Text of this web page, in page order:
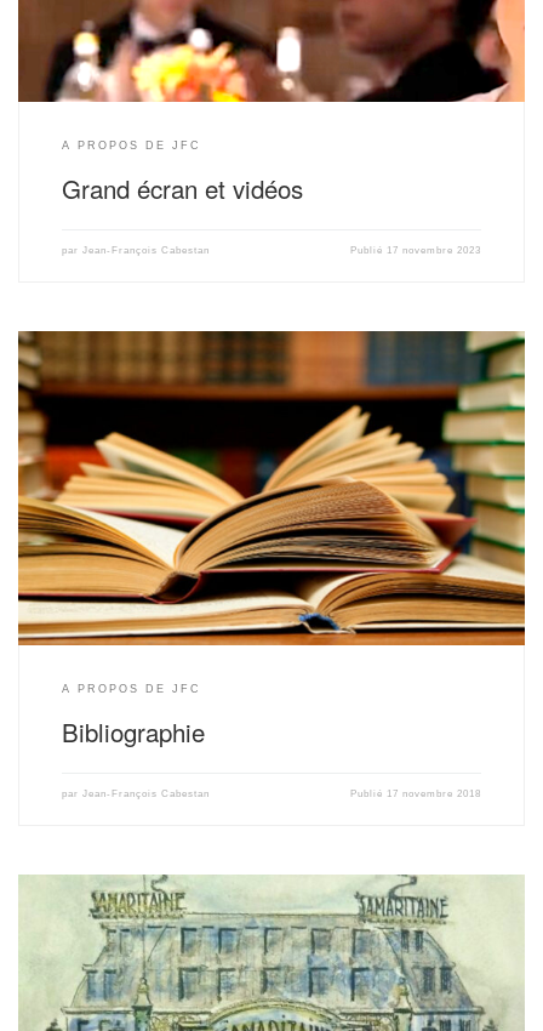
A PROPOS DE JFC
Grand écran et vidéos
par Jean-François Cabestan Publié 17 novembre 2023
1995 « L’invenzione e la costituzione della casa di appartamenti a Parigi sotto
il regno di Luigi XVI”, actes du “Convegno internazionale : il progetto nello
spazio della memoria, segni, idee e potenzialità », Università Federico II di
Napoli, 27 et 28 octobre 1995, p. 151-162 1997 « La naissance de l’immeuble
d’appartements […]
A PROPOS DE JFC
Bibliographie
par Jean-François Cabestan Publié 17 novembre 2018
Accès aux études : Etude du 25, Bd Poissonnière (pdf) Etude La Samaritaine